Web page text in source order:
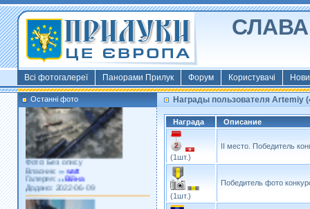
СЛАВА
Всі фотогалереї Панорами Прилук Форум Користувачі
Останні фото
Фото: Київ 2022
Власник:
morsresistis
Галерея:
Templates
Додано: 2022-11-13
Фото: Без опису
Власник:
watt
Галерея:
Війна
Додано: 2022-06-09
Награды пользователя Artemiy
Награда Описание
(1шт.)
II место. Победитель
(1шт.)
Победитель фото